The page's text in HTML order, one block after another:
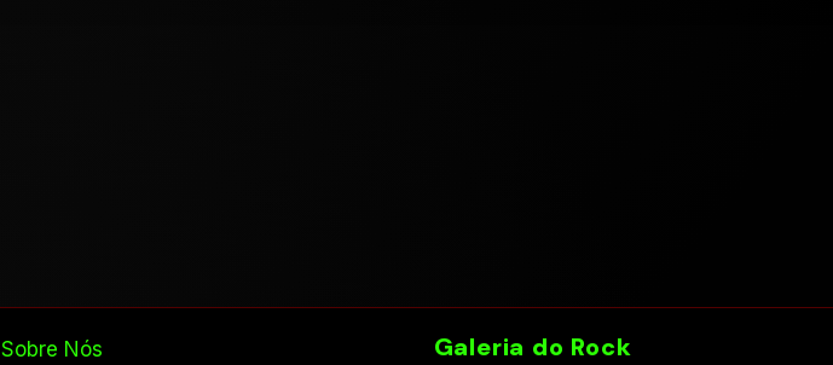
Sobre Nós
Galeria do Rock